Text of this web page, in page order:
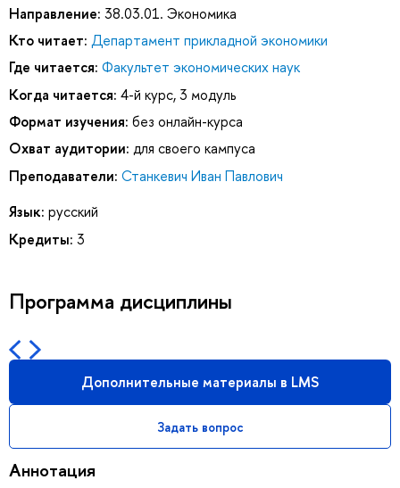
Направление: 38.03.01. Экономика
Кто читает: Департамент прикладной экономики
Где читается: Факультет экономических наук
Когда читается: 4-й курс, 3 модуль
Формат изучения: без онлайн-курса
Охват аудитории: для своего кампуса
Преподаватели: Станкевич Иван Павлович
Язык: русский
Кредиты: 3
Программа дисциплины
Дополнительные материалы в LMS
Задать вопрос
Аннотация